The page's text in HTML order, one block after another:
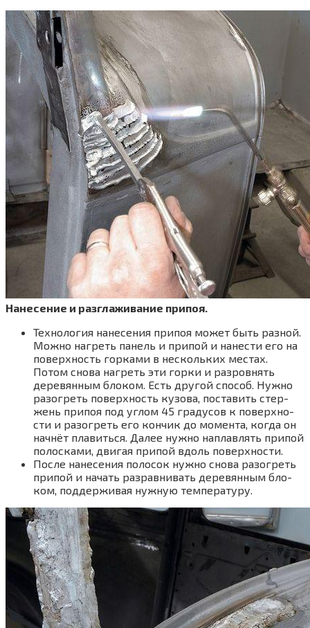
Нане­се­ние и раз­гла­жи­ва­ние при­поя.
Тех­но­ло­гия нане­се­ния при­поя может быть раз­ной.
Мож­но нагреть панель и при­пой и нане­сти его на
поверх­ность гор­ка­ми в несколь­ких местах.
Потом сно­ва нагреть эти гор­ки и раз­ров­нять
дере­вян­ным бло­ком. Есть дру­гой спо­соб. Нуж­но
разо­греть поверх­ность кузо­ва, поста­вить стер­
жень при­поя под углом 45 гра­ду­сов к поверх­но­
сти и разо­греть его кон­чик до момен­та, когда он
нач­нёт пла­вить­ся. Далее нуж­но наплав­лять при­пой
полос­ка­ми, дви­гая при­пой вдоль поверх­но­сти.
После нане­се­ния поло­сок нуж­но сно­ва разо­греть
при­пой и начать раз­рав­ни­вать дере­вян­ным бло­
ком, под­дер­жи­вая нуж­ную тем­пе­ра­ту­ру.